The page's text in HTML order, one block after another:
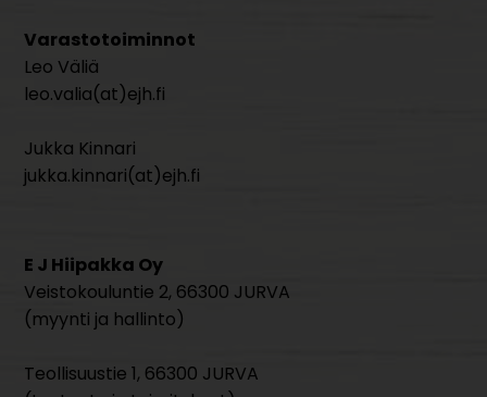
Varastotoiminnot
Leo Väliä
leo.valia(at)ejh.fi
Jukka Kinnari
jukka.kinnari(at)ejh.fi
E J Hiipakka Oy
Veistokouluntie 2, 66300 JURVA
(myynti ja hallinto)
Teollisuustie 1, 66300 JURVA